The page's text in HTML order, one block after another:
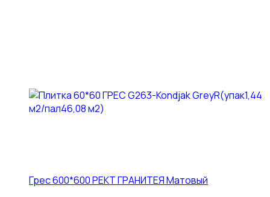
Грес 600*600 РЕКТ ГРАНИТЕЯ Матовый